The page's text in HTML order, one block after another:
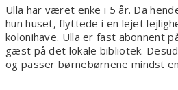
Ulla har været enke i 5 år. Da
hun huset, flyttede i en lejet
kolonihave. Ulla er fast abonnent
gæst på det lokale bibliotek.
og passer børnebørnene mindst